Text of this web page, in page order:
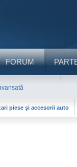
FORUM
piese şi accesorii auto